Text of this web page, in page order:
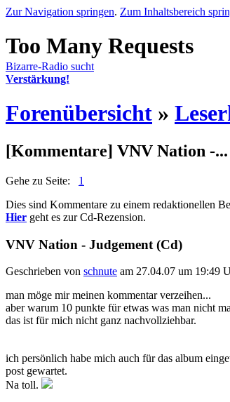
Zur Navigation springen. Zum Inhaltsbereich
Bizarre-Radio sucht
Verstärkung!
Forenübersicht »
[Kommentare] VNV Nation -...
Gehe zu Seite: 1
Dies sind Kommentare zu einem redaktionellen
Hier geht es zur Cd-Rezension.
VNV Nation - Judgement (Cd)
Geschrieben von schnute am 27.04.07 um 19:49
man möge mir meinen kommentar verzeihen...
aber warum 10 punkte für etwas was man nicht
das ist für mich nicht ganz nachvollziehbar.
ich persönlich habe mich auch für das album
post gewartet.
Na toll.